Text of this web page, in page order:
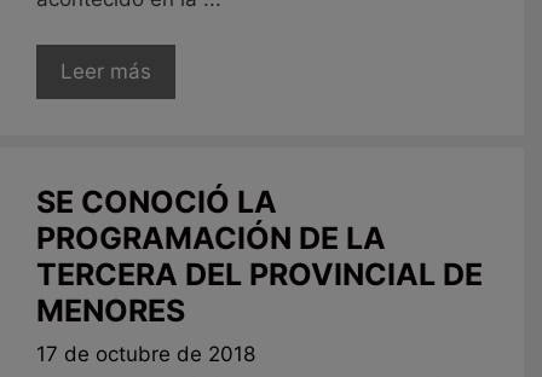
Leer más
SE CONOCIÓ LA
PROGRAMACIÓN DE LA
TERCERA DEL PROVINCIAL DE
MENORES
17 de octubre de 2018